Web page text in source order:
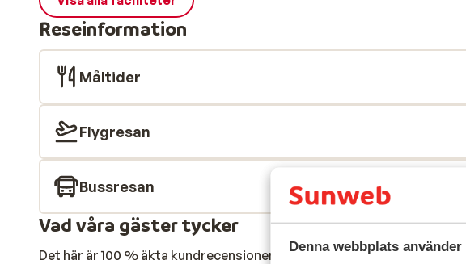
Denna webbplats
Reseinformation
Måltider
Flygresan
Bussresan
Vad våra gäster tycker
Det här är 100 % äkta kundrecensioner som verkligen speglar deras